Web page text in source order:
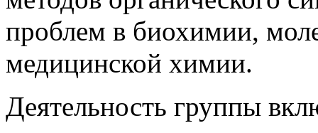
проблем в биохимии,
медицинской химии.
Деятельность группы